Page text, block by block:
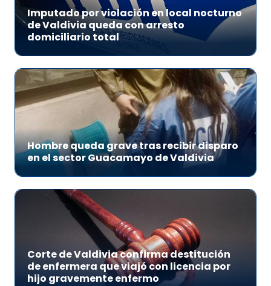
Imputado por violación en local nocturno
de Valdivia queda con arresto
domiciliario total
Hombre queda grave tras recibir disparo
en el sector Guacamayo de Valdivia
Corte de Valdivia confirma destitución
de enfermera que viajó con licencia por
hijo gravemente enfermo